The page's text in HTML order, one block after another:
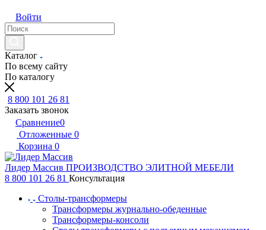
Войти
Каталог
По всему сайту
По каталогу
8 800 101 26 81
Заказать звонок
Сравнение0
Отложенные 0
Корзина 0
Лидер Массив ПРОИЗВОДСТВО ЭЛИТНОЙ МЕБЕЛИ
8 800 101 26 81 Консультация
Столы-трансформеры
Трансформеры журнально-обеденные
Трансформеры-консоли